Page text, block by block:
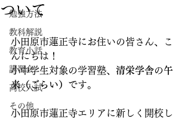
勉強方法
教科解説
教育小話
講習会
高校入試
その他
ついて
小田原市蓮正寺にお住いの皆さん、こ
んにちは！
小中学生対象の学習塾、 清栄学舎の午
来（ごらい） です。
小田原市蓮正寺エリアに新しく開校し